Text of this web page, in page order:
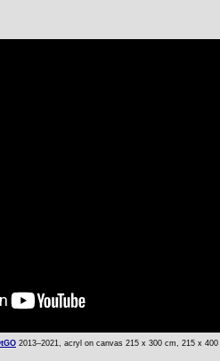
2013–2021, acryl on canvas 215 x 300 cm, 215 x